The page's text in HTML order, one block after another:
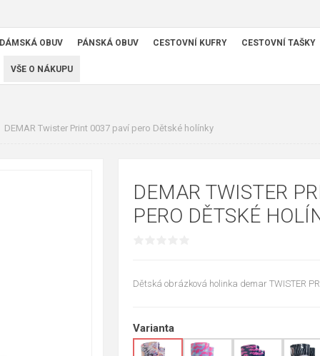
DÁMSKÁ OBUV PÁNSKÁ OBUV CESTOVNÍ KUFRY CESTOVNÍ TAŠKY
VŠE O NÁKUPU
DEMAR Twister Print 0037 paví pero Dětské holínky
DEMAR TWISTER
PERO DĚTSKÉ
Dětská obrázková holinka demar TWISTER
Varianta